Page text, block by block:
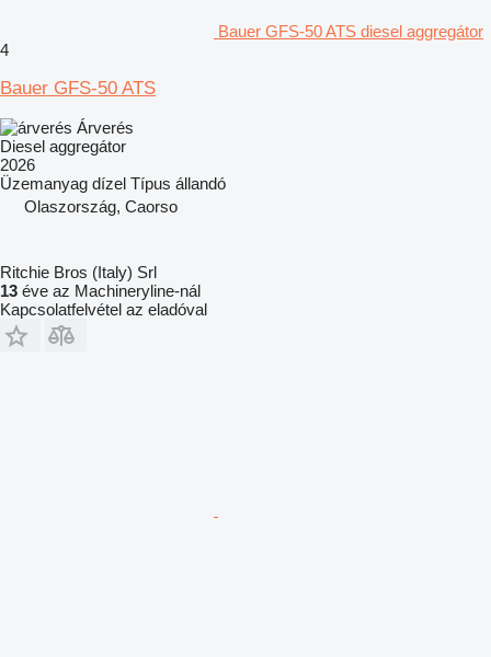
Bauer GFS-50 ATS diesel aggregátor
4
Bauer GFS-50 ATS
Árverés
Diesel aggregátor
2026
Üzemanyag dízel Típus állandó
Olaszország, Caorso
Ritchie Bros (Italy) Srl
13 éve az Machineryline-nál
Kapcsolatfelvétel az eladóval